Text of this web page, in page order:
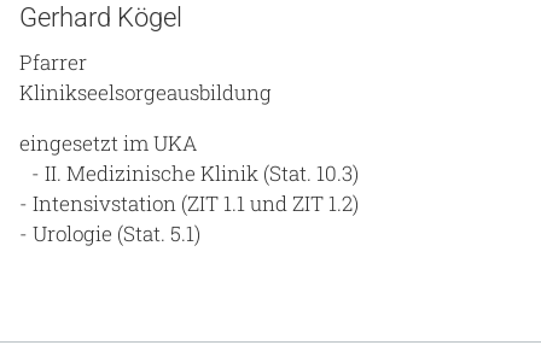
Gerhard Kögel
Pfarrer
Klinikseelsorgeausbildung
eingesetzt im UKA
- II. Medizinische Klinik (Stat. 10.3)
- Intensivstation (ZIT 1.1 und ZIT 1.2)
- Urologie (Stat. 5.1)